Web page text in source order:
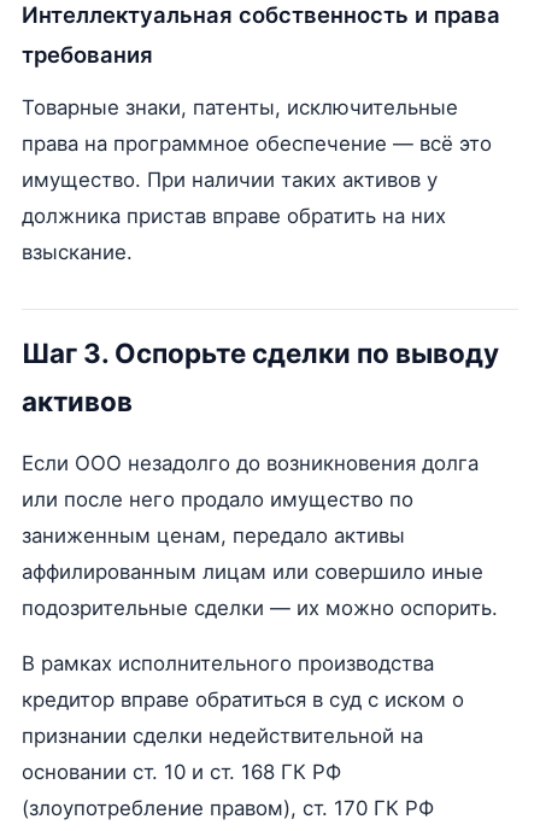
Интеллектуальная собственность и права
требования
Товарные знаки, патенты, исключительные
права на программное обеспечение — всё это
имущество. При наличии таких активов у
должника пристав вправе обратить на них
взыскание.
Шаг 3. Оспорьте сделки по выводу
активов
Если ООО незадолго до возникновения долга
или после него продало имущество по
заниженным ценам, передало активы
аффилированным лицам или совершило иные
подозрительные сделки — их можно оспорить.
В рамках исполнительного производства
кредитор вправе обратиться в суд с иском о
признании сделки недействительной на
основании ст. 10 и ст. 168 ГК РФ
(злоупотребление правом), ст. 170 ГК РФ